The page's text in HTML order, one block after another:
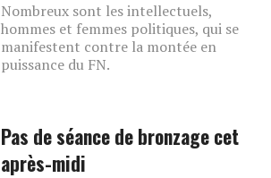
Nombreux sont les intellectuels,
hommes et femmes politiques, qui se
manifestent contre la montée en
puissance du FN.
Pas de séance de bronzage cet
après-midi